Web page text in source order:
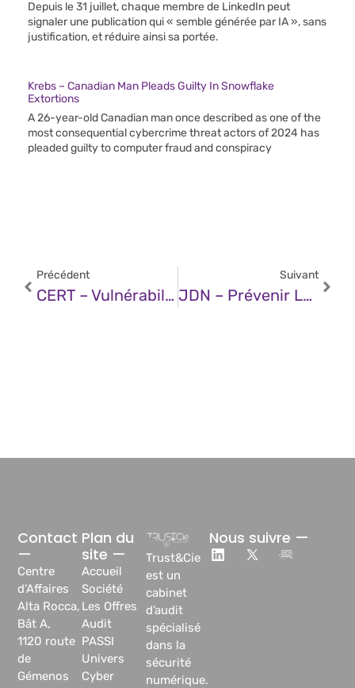
Depuis le 31 juillet, chaque membre de LinkedIn peut
signaler une publication qui « semble générée par IA », sans
justification, et réduire ainsi sa portée.
Krebs – Canadian Man Pleads Guilty In Snowflake
Extortions
A 26-year-old Canadian man once described as one of the
most consequential cybercrime threat actors of 2024 has
pleaded guilty to computer fraud and conspiracy
Précédent
CERT – Vulnérabilité Dans Citrix XenServer (03 Juillet 2025)
Suivant
JDN – Prévenir Les Hallucinations De L’IA : Une Responsabilité Stratégique Pour Les Entreprises
Trust&Cie
est un
cabinet
d’audit
spécialisé
dans la
sécurité
numérique.
Plan du
site —
Accueil
Société
Les Offres
Audit
PASSI
Univers
Cyber
Contact
—
Centre
d’Affaires
Alta Rocca,
Bât A,
1120 route
de
Gémenos
Nous suivre —